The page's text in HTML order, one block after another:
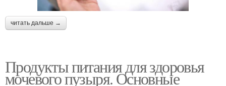
читать дальше →
Продукты питания для здоровья
мочевого пузыря. Основные